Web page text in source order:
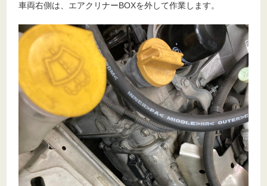
車両右側は、エアクリナーBOXを外して作業します。